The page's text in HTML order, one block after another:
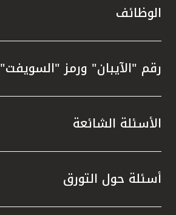
الوظائف
رقم "الآيبان" ورمز "السويفت"
الأسئلة الشائعة
أسئلة حول التورق